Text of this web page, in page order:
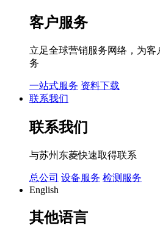
客户服务
立足全球营销服务网络，为
务
一站式服务 资料下载
联系我们
联系我们
与苏州东菱快速取得联系
总公司 设备服务 检测服务
English
其他语言